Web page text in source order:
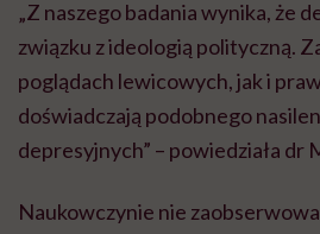
„Z naszego badania wynika, że
związku z ideologią polityczną.
poglądach lewicowych, jak i
doświadczają podobnego
depresyjnych” – powiedziała dr
Naukowczynie nie